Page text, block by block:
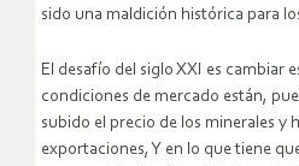
sido una maldición histórica para
El desafío del siglo XXI es cambiar
condiciones de mercado están,
subido el precio de los minerales y
exportaciones, Y en lo que tiene